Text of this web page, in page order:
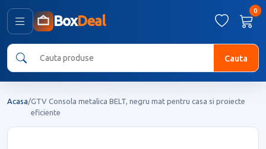
BoxDeal
0
Cauta
Acasa/GTV Consola metalica BELT, negru mat pentru casa si proiecte
eficiente